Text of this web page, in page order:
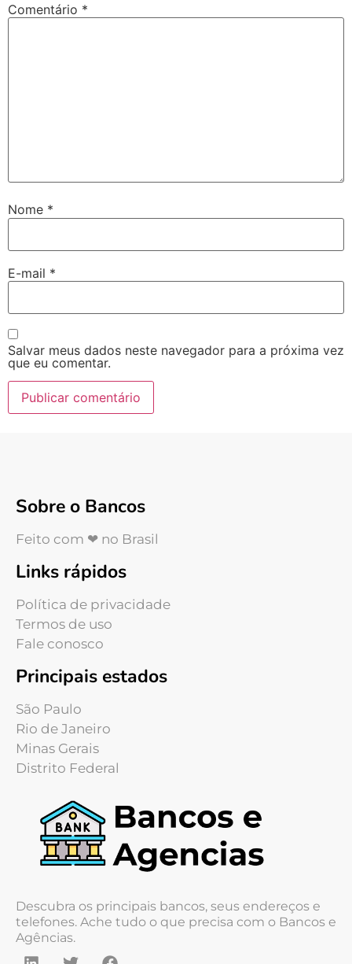
Comentário *
Nome *
E-mail *
Salvar meus dados neste navegador para a próxima vez
que eu comentar.
Sobre o Bancos
Feito com ❤ no Brasil
Links rápidos
Política de privacidade
Termos de uso
Fale conosco
Principais estados
São Paulo
Rio de Janeiro
Minas Gerais
Distrito Federal
Descubra os principais bancos, seus endereços e
telefones. Ache tudo o que precisa com o Bancos e
Agências.